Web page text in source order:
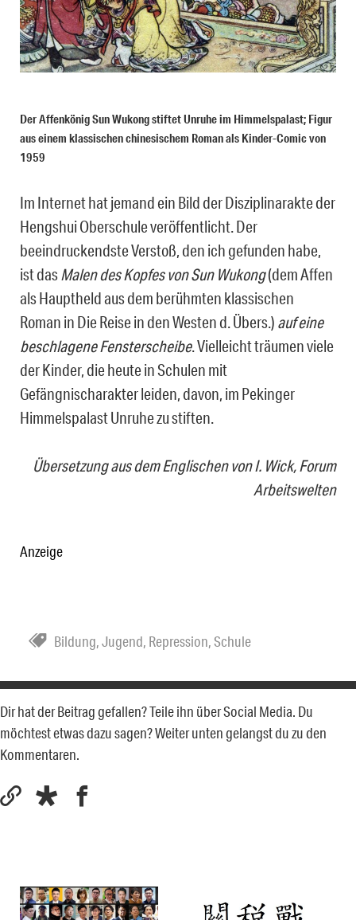
Der Affenkönig Sun Wukong stiftet Unruhe im Himmelspalast; Figur
aus einem klassischen chinesischem Roman als Kinder-Comic von
1959
Im Internet hat jemand ein Bild der Disziplinarakte der
Hengshui Oberschule veröffentlicht. Der
beeindruckendste Verstoß, den ich gefunden habe,
ist dasMalen des Kopfes von Sun Wukong(dem Affen
als Hauptheld aus dem berühmten klassischen
Roman in Die Reise in den Westen d. Übers.) auf eine
beschlagene Fensterscheibe. Vielleicht träumen viele
der Kinder, die heute in Schulen mit
Gefängnischarakter leiden, davon, im Pekinger
Himmelspalast Unruhe zu stiften.
Übersetzung aus dem Englischen von I. Wick,Forum
Arbeitswelten
Anzeige
Bildung,Jugend, Repression,Schule
Dir hat der Beitrag gefallen? Teile ihn über Social Media. Du
möchtest etwas dazu sagen? Weiter unten gelangst du zu den
Kommentaren.